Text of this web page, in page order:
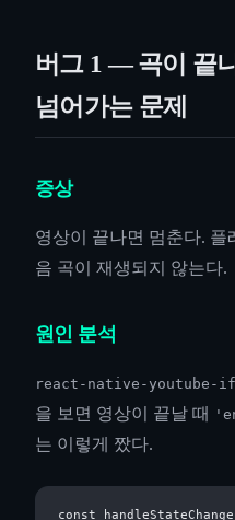
버그 1 — 곡이 끝
넘어가는 문제
증상
영상이 끝나면 멈춘다.
음 곡이 재생되지 않는다.
원인 분석
react-native-youtube-
을 보면 영상이 끝날 때
는 이렇게 짰다.
const